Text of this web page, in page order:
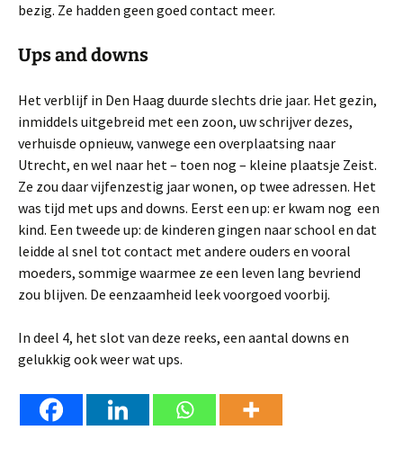
bezig. Ze hadden geen goed contact meer.
Ups and downs
Het verblijf in Den Haag duurde slechts drie jaar. Het gezin,
inmiddels uitgebreid met een zoon, uw schrijver dezes,
verhuisde opnieuw, vanwege een overplaatsing naar
Utrecht, en wel naar het – toen nog – kleine plaatsje Zeist.
Ze zou daar vijfenzestig jaar wonen, op twee adressen. Het
was tijd met ups and downs. Eerst een up: er kwam nog een
kind. Een tweede up: de kinderen gingen naar school en dat
leidde al snel tot contact met andere ouders en vooral
moeders, sommige waarmee ze een leven lang bevriend
zou blijven. De eenzaamheid leek voorgoed voorbij.
In deel 4, het slot van deze reeks, een aantal downs en
gelukkig ook weer wat ups.